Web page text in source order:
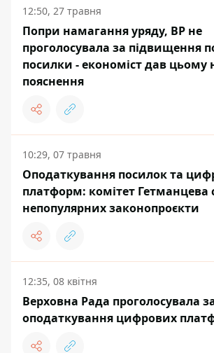
12:50, 27 травня
Попри намагання уряду, ВР не
проголосувала за підвищення
посилки - економіст дав цьому
пояснення
10:29, 07 травня
Оподаткування посилок та
платформ: комітет Гетманцева
непопулярних законопроєкти
12:35, 08 квітня
Верховна Рада проголосувала
оподаткування цифрових